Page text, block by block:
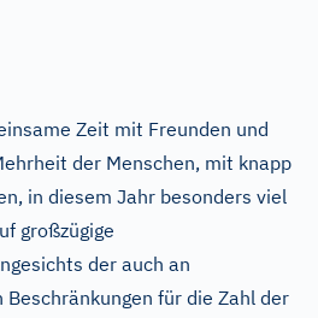
Zeit mit Freunden und
der Menschen, mit knapp
in diesem Jahr besonders viel
großzügige
der auch an
für die Zahl der